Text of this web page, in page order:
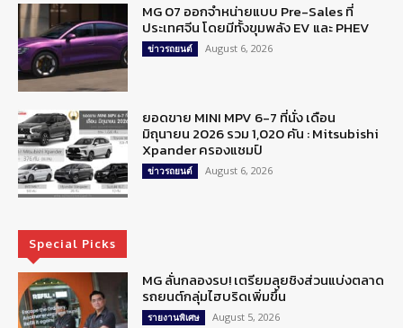
MG 07 ออกจำหน่ายแบบ Pre-Sales ที่
ประเทศจีน โดยมีทั้งขุมพลัง EV และ PHEV
ข่าวรถยนต์ August 6, 2026
ยอดขาย MINI MPV 6-7 ที่นั่ง เดือน
มิถุนายน 2026 รวม 1,020 คัน : Mitsubishi
Xpander ครองแชมป์
ข่าวรถยนต์ August 6, 2026
Special Picks
MG ลั่นกลองรบ! เตรียมลุยชิงส่วนแบ่งตลาด
รถยนต์กลุ่มไฮบริดเพิ่มขึ้น
รายงานพิเศษ August 5, 2026